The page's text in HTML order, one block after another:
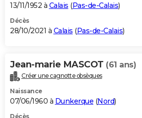
13/11/1952 à Calais (Pas-de-Calais)
Décès
28/10/2021 à Calais (Pas-de-Calais)
Jean-marie MASCOT (61 ans)
Créer une cagnotte obsèques
Naissance
07/06/1960 à Dunkerque (Nord)
Décès